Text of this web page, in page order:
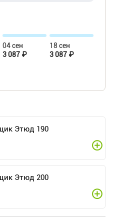
04 сен
3 087 ₽
18 сен
3 087 ₽
Этюд 190
Этюд 200